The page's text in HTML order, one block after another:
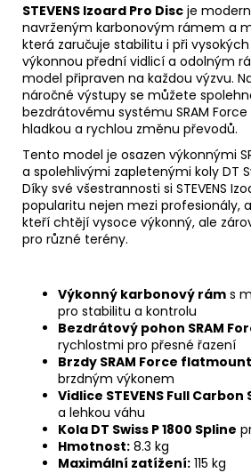
STEVENS Izoard Pro Disc je
navrženým karbonovým rámem a
která zaručuje stabilitu i při
výkonnou přední vidlicí a odolným
model připraven na každou výzvu.
náročné výstupy se můžete
bezdrátovému systému SRAM Force
hladkou a rychlou změnu převodů.
Tento model je osazen výkonnými
a spolehlivými zapletenými koly DT
Díky své všestrannosti si STEVENS
popularitu nejen mezi profesionály,
kteří chtějí vysoce výkonný, ale
pro různé terény.
Výkonný karbonový rám s
pro stabilitu a kontrolu
Bezdrátový pohon SRAM
rychlostmi pro přesné řazení
Brzdy SRAM Force flatmount
brzdným výkonem
Vidlice STEVENS Full Carbon
a lehkou váhu
Kola DT Swiss P 1800 Spline
Hmotnost: 8.3 kg
Maximální zatížení: 115 kg